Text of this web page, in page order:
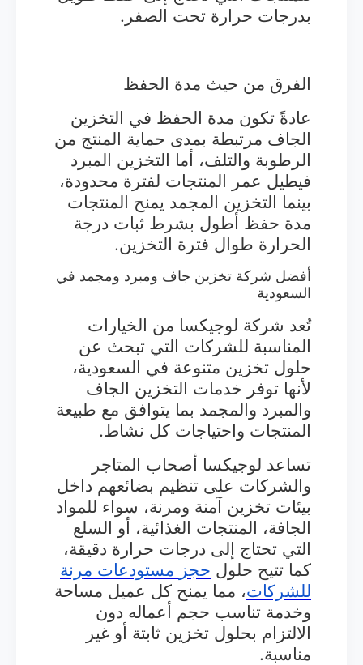
بدرجات حرارة تحت الصفر.
الفرق من حيث مدة الحفظ
عادةً تكون مدة الحفظ في التخزين
الجاف مرتبطة بمدى حماية المنتج من
الرطوبة والتلف، أما التخزين المبرد
فيطيل عمر المنتجات لفترة محدودة،
بينما التخزين المجمد يمنح المنتجات
مدة حفظ أطول بشرط ثبات درجة
الحرارة طوال فترة التخزين.
أفضل شركة تخزين جاف ومبرد ومجمد في
السعودية
تُعد شركة لوجيكسا من الخيارات
المناسبة للشركات التي تبحث عن
حلول تخزين متنوعة في السعودية،
لأنها توفر خدمات التخزين الجاف
والمبرد والمجمد بما يتوافق مع طبيعة
المنتجات واحتياجات كل نشاط.
تساعد لوجيكسا أصحاب المتاجر
والشركات على تنظيم بضائعهم داخل
بيئات تخزين آمنة ومرنة، سواء للمواد
الجافة، المنتجات الغذائية، أو السلع
التي تحتاج إلى درجات حرارة دقيقة،
كما تتيح حلول حجز مستودعات مرنة
للشركات، مما يمنح كل عميل مساحة
وخدمة تناسب حجم أعماله دون
الالتزام بحلول تخزين ثابتة أو غير
مناسبة.